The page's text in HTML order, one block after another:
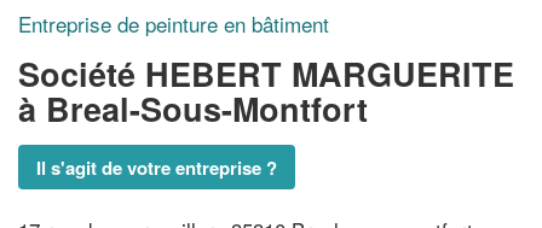
Entreprise de peinture en bâtiment
Société HEBERT MARGUERITE
à Breal-Sous-Montfort
Il s'agit de votre entreprise ?